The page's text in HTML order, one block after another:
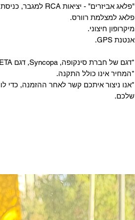
"פלאג אביזרים" - יציאות RCA למגבר, כניסת אוקס, וכניסת מיקרופון.
פלאג למצלמת רוורס.
מיקרופון חיצוני.
אנטנת GPS.
*דגם של חברת סינקופה, Syncopa, דגם ZETA.
*המחיר אינו כולל התקנה.
*אנו ניצור איתכם קשר לאחר ההזמנה,
שלכם.